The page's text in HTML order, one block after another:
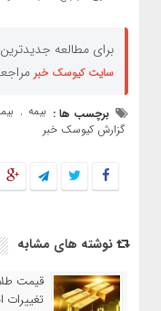
برای مطالعه
سایت کیوسک خبر
برچسب ها : بیمه ,
گزارش کیوسک خبر
نوشته های مشابه
تغییرات